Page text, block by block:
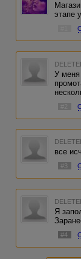
этапе
У меня
все
#3
Я
#4